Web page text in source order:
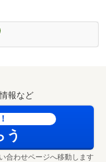
の仲介■＿＿＿＿＿
・
￣￣￣￣￣￣￣￣
報など
う
合わせページへ移動します